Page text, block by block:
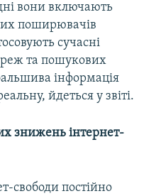
вони включають
поширювачів
сучасні
та пошукових
інформація
йдеться у звіті.
знижень інтернет-
свободи постійно